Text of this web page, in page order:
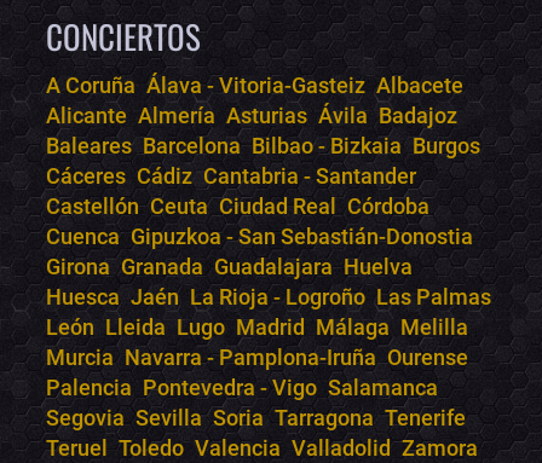
CONCIERTOS
A Coruña Álava - Vitoria-Gasteiz Albacete
Alicante Almería Asturias Ávila Badajoz
Baleares Barcelona Bilbao - Bizkaia Burgos
Cáceres Cádiz Cantabria - Santander
Castellón Ceuta Ciudad Real Córdoba
Cuenca Gipuzkoa - San Sebastián-Donostia
Girona Granada Guadalajara Huelva
Huesca Jaén La Rioja - Logroño Las Palmas
León Lleida Lugo Madrid Málaga Melilla
Murcia Navarra - Pamplona-Iruña Ourense
Palencia Pontevedra - Vigo Salamanca
Segovia Sevilla Soria Tarragona Tenerife
Teruel
Toledo Valencia Valladolid Zamora
Bololoco · conciertos.club
Online · Te ayudo a encontrar conciertos